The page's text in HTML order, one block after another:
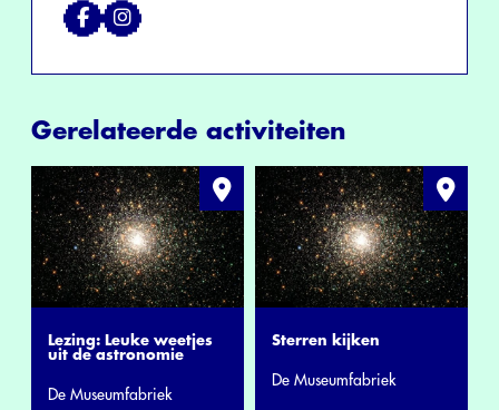
Gerelateerde activiteiten
Lezing: Leuke weetjes
uit de astronomie
De Museumfabriek
Sterren kijken
De Museumfabriek